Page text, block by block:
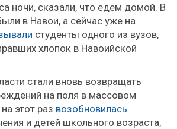
ночи, сказали, что едем домой. В
в Навои, а сейчас уже на
студенты одного из вузов,
хлопок в Навоийской
стали вновь возвращать
на поля в массовом
этот раз возобновилась
и детей школьного возраста,